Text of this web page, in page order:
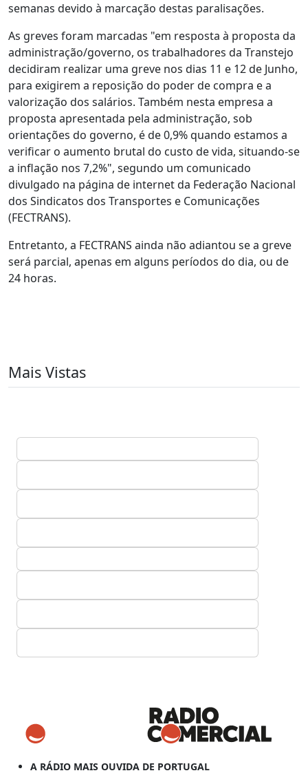
semanas devido à marcação destas paralisações.
As greves foram marcadas "em resposta à proposta da
administração/governo, os trabalhadores da Transtejo
decidiram realizar uma greve nos dias 11 e 12 de Junho,
para exigirem a reposição do poder de compra e a
valorização dos salários. Também nesta empresa a
proposta apresentada pela administração, sob
orientações do governo, é de 0,9% quando estamos a
verificar o aumento brutal do custo de vida, situando-se
a inflação nos 7,2%", segundo um comunicado
divulgado na página de internet da Federação Nacional
dos Sindicatos dos Transportes e Comunicações
(FECTRANS).
Entretanto, a FECTRANS ainda não adiantou se a greve
será parcial, apenas em alguns períodos do dia, ou de
24 horas.
Mais Vistas
A RÁDIO MAIS OUVIDA DE PORTUGAL